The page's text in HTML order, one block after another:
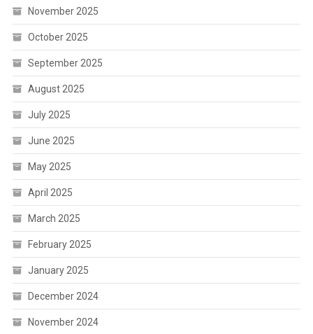
November 2025
October 2025
September 2025
August 2025
July 2025
June 2025
May 2025
April 2025
March 2025
February 2025
January 2025
December 2024
November 2024